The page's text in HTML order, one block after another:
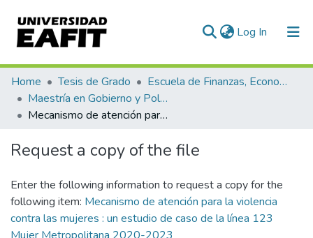
Log In (current)
Communities & Collections
All of DSpace
Home Tesis de Grado
Escuela de Finanzas, Economía y Gobierno
Maestría en Gobierno y Políticas Públicas (tesis)
Mecanismo de atención para la violencia contra las mujeres : un estudio de caso de la línea 123 Mujer Metropolitana 2020-2023
Request a copy of the file
Enter the following information to request a copy for the
following item: Mecanismo de atención para la violencia
contra las mujeres : un estudio de caso de la línea 123